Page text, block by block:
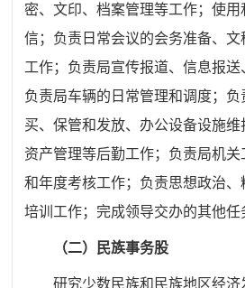
密、文印、档案管理等工作；使
信；负责日常会议的会务准备、
工作；负责局宣传报道、信息报送
负责局车辆的日常管理和调度；
买、保管和发放、办公设备设施
资产管理等后勤工作；负责局机
和年度考核工作；负责思想政治
培训工作；完成领导交办的其他任
（二）民族事务股
研究少数民族和民族地区经